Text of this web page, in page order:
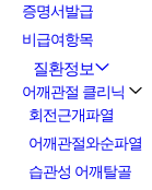
증명서발급
비급여항목
질환정보
어깨관절 클리닉
회전근개파열
어깨관절와순파열
습관성 어깨탈골